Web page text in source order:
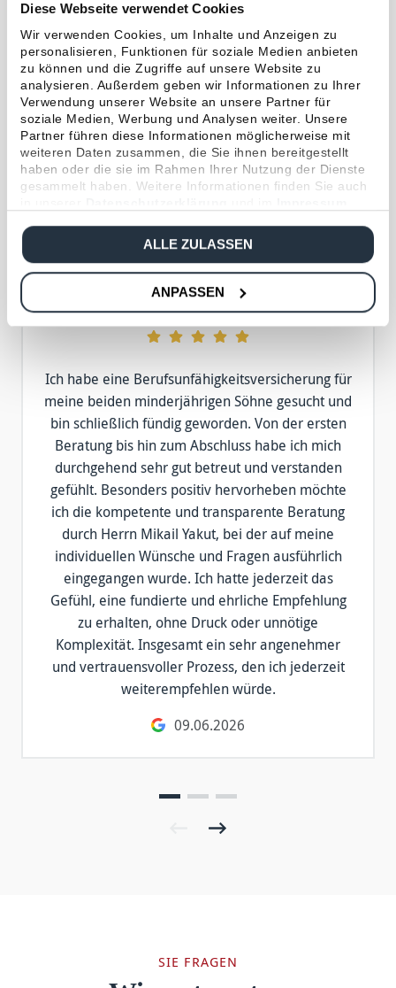
Diese Webseite verwendet Cookies
Wir verwenden Cookies, um Inhalte und Anzeigen zu
personalisieren, Funktionen für soziale Medien anbieten
zu können und die Zugriffe auf unsere Website zu
analysieren. Außerdem geben wir Informationen zu Ihrer
Verwendung unserer Website an unsere Partner für
soziale Medien, Werbung und Analysen weiter. Unsere
Partner führen diese Informationen möglicherweise mit
weiteren Daten zusammen, die Sie ihnen bereitgestellt
haben oder die sie im Rahmen Ihrer Nutzung der Dienste
gesammelt haben. Weitere Informationen finden Sie auch
ALLE ZULASSEN
ANPASSEN
*Pflichtfelder
ABSENDEN
KUNDENSTIMMEN
Das sagen unsere Kunden
Günther Held
Ich habe eine Berufsunfähigkeitsversicherung für
meine beiden minderjährigen Söhne gesucht und
bin schließlich fündig geworden. Von der ersten
Beratung bis hin zum Abschluss habe ich mich
durchgehend sehr gut betreut und verstanden
gefühlt. Besonders positiv hervorheben möchte
ich die kompetente und transparente Beratung
durch Herrn Mikail Yakut, bei der auf meine
individuellen Wünsche und Fragen ausführlich
eingegangen wurde. Ich hatte jederzeit das
Gefühl, eine fundierte und ehrliche Empfehlung
zu erhalten, ohne Druck oder unnötige
Komplexität. Insgesamt ein sehr angenehmer
und vertrauensvoller Prozess, den ich jederzeit
weiterempfehlen würde.
09.06.2026
SIE FRAGEN